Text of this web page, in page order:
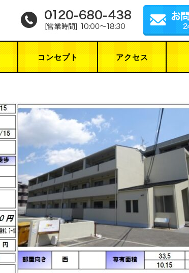
コンセプト アクセス